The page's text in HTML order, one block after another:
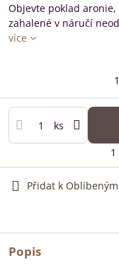
Objevte poklad
zahalené v náručí
více
ks
1
Přidat k Oblíbeným
Popis